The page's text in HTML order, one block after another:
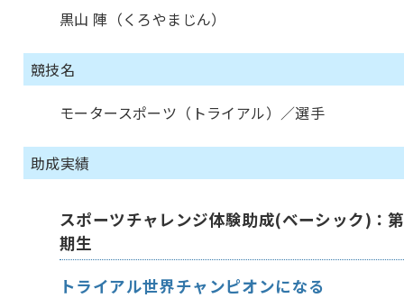
黒山 陣（くろやまじん）
競技名
モータースポーツ（トライアル）／選手
助成実績
スポーツチャレンジ体験助成(ベーシック)：
期生
トライアル世界チャンピオンになる